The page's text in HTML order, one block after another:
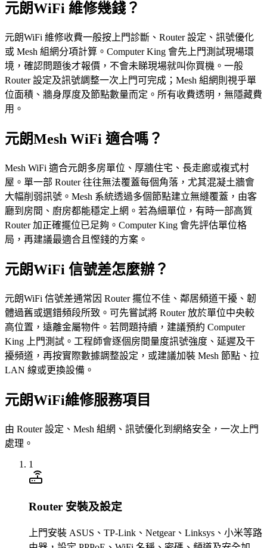
元朗WiFi 維修幾錢？
元朗WiFi 維修收費一般按上門診斷、Router 設定、訊號優化
或 Mesh 組網分項計算。Computer King 會先上門測試現場環
境，確認問題後才報價，不會未睇現場就叫你買機。一般
Router 設定及訊號調整一次上門可完成；Mesh 組網則視乎單
位面積、牆身厚度及節點數量而定。所有收費透明，無隱藏費
用。
元朗Mesh WiFi 適合嗎？
Mesh WiFi 適合元朗多房單位、厚牆住宅、長走廊或複式村
屋。單一部 Router 往往無法覆蓋每個角落，尤其混凝土牆會
大幅削弱訊號。Mesh 系統透過多個節點建立無縫覆蓋，由客
廳到房間、廚房都能穩定上網。若為細單位，有時一部高質
Router 加正確擺位已足夠。Computer King 會先評估單位格
局，再建議最適合且慳錢的方案。
元朗WiFi 信號差怎麼辦？
元朗WiFi 信號差通常因 Router 擺位不佳、鄰居頻道干擾、韌
體過舊或選錯頻段所致。可先嘗試將 Router 放於單位中央較
高位置，遠離金屬物件。若問題持續，建議預約 Computer
King 上門測試。工程師會逐個房間量度訊號強度、延遲及干
擾頻道，再按實際數據調整設定，或建議加裝 Mesh 節點、拉
LAN 線或更換設備。
元朗WiFi維修服務項目
由 Router 設定、Mesh 組網、訊號優化到網絡安全，一次上門
處理。
1
Router 安裝及設定
上門安裝 ASUS、TP-Link、Netgear、Linksys、小米等路